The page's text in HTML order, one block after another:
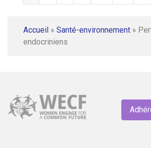
Accueil » Santé-environnement »
endocriniens